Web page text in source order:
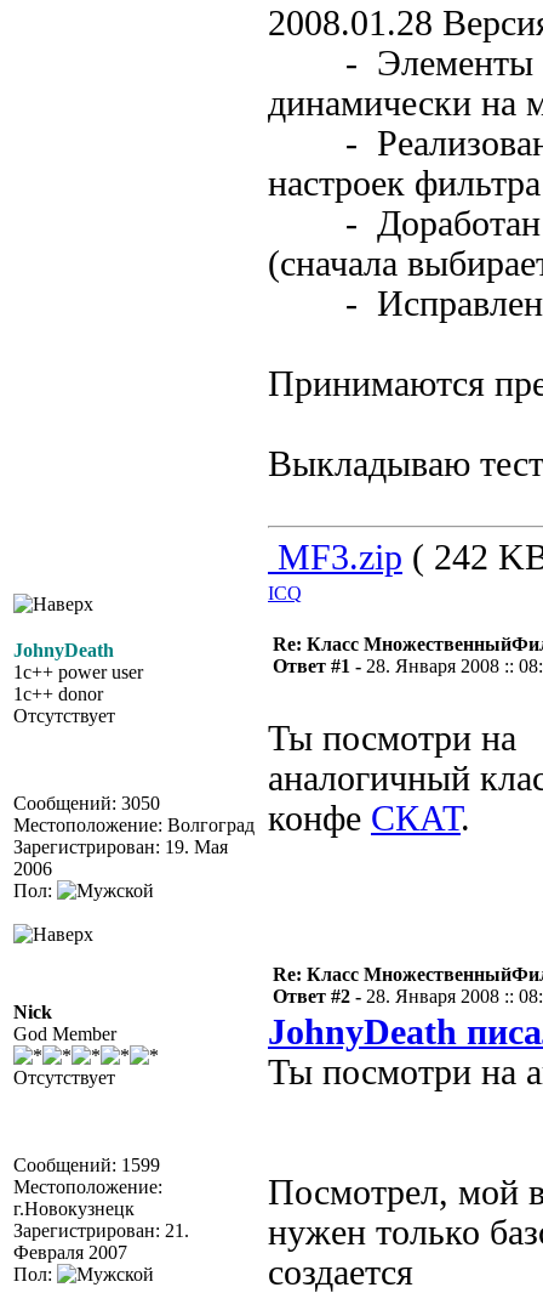
2008.01.28
- Элементы
динамически на
- Реализована
настроек фильтра
- Доработан
(сначала
- Исправлены
Принимаются
Выкладываю
MF3.zip ( 242
ICQ
JohnyDeath
1c++ power user
1c++ donor
Отсутствует
Сообщений: 3050
Местоположение: Волгоград
Зарегистрирован: 19. Мая
2006
Пол:
Re: Класс
Ответ #1 - 28. Января 2008 ::
Ты посмотри на
аналогичный
конфе СКАТ.
Nick
God Member
Отсутствует
Сообщений: 1599
Местоположение:
г.Новокузнецк
Зарегистрирован: 21.
Февраля 2007
Пол:
Re: Класс
Ответ #2 - 28. Января 2008 ::
JohnyDeath
Ты посмотри на
Посмотрел, мой
нужен только
создается